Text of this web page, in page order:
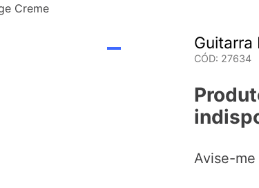
Creme
Guitarra
CÓD: 27634
Avise-me